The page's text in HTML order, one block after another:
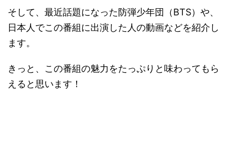
そして、最近話題になった防弾少年団（BTS）や、
日本人でこの番組に出演した人の動画などを紹介し
ます。
きっと、この番組の魅力をたっぷりと味わってもら
えると思います！